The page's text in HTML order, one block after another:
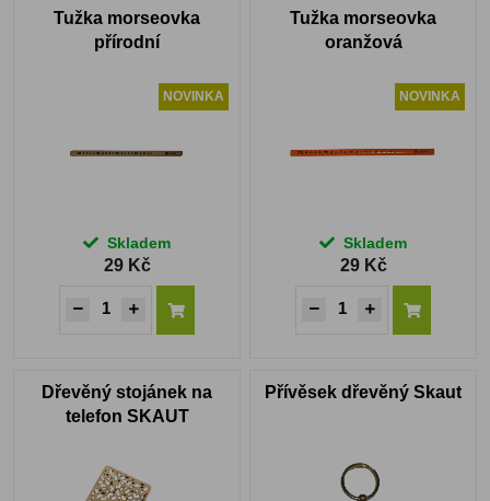
Tužka morseovka
přírodní
NOVINKA
Skladem
29 Kč
Tužka morseovka
oranžová
NOVINKA
Skladem
29 Kč
Dřevěný stojánek na
telefon SKAUT
Přívěsek dřevěný Skaut